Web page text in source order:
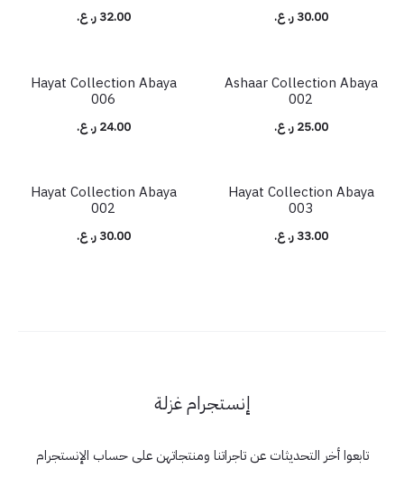
30.00 ر. ع. 32.00 ر. ع.
Ashaar Collection Abaya
002
25.00 ر. ع.
Hayat Collection Abaya
006
24.00 ر. ع.
Hayat Collection Abaya
003
33.00 ر. ع.
شائع
Hayat Collection Abaya
002
30.00 ر. ع.
إنستجرام غزلة
تابعوا أخر التحديثات عن تاجراتنا ومنتجاتهن على حساب الإنستجرام